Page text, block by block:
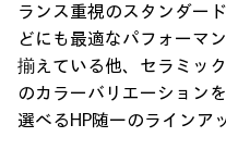
ランス重視のスタンダード
どにも最適なパフォーマ
揃えている他、 セラミッ
のカラーバリエーションを
選べるHP随一のラインア